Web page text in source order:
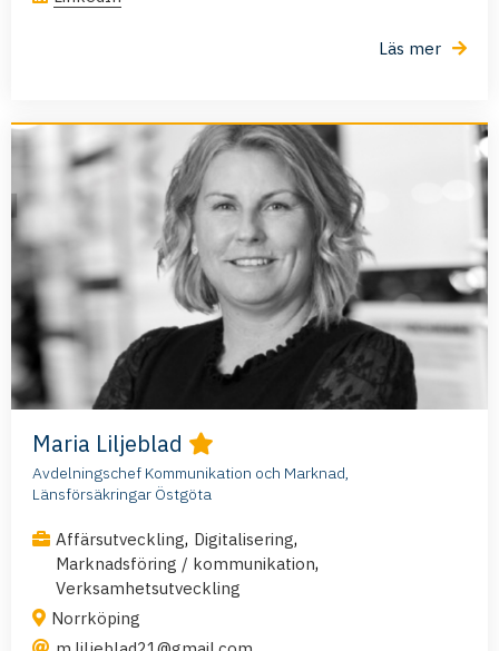
Läs mer
Maria Liljeblad
Avdelningschef Kommunikation och Marknad,
Länsförsäkringar Östgöta
Affärsutveckling, Digitalisering,
Marknadsföring / kommunikation,
Verksamhetsutveckling
Norrköping